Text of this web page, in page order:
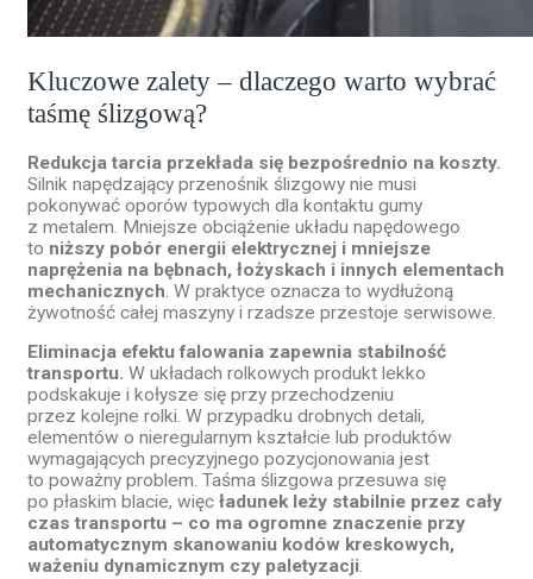
Kluczowe zalety – dlaczego warto wybrać
taśmę ślizgową?
Redukcja tarcia przekłada się bezpośrednio na koszty.
Silnik napędzający przenośnik ślizgowy nie musi
pokonywać oporów typowych dla kontaktu gumy
z metalem. Mniejsze obciążenie układu napędowego
to niższy pobór energii elektrycznej i mniejsze
naprężenia na bębnach, łożyskach i innych elementach
mechanicznych. W praktyce oznacza to wydłużoną
żywotność całej maszyny i rzadsze przestoje serwisowe.
Eliminacja efektu falowania zapewnia stabilność
transportu. W układach rolkowych produkt lekko
podskakuje i kołysze się przy przechodzeniu
przez kolejne rolki. W przypadku drobnych detali,
elementów o nieregularnym kształcie lub produktów
wymagających precyzyjnego pozycjonowania jest
to poważny problem. Taśma ślizgowa przesuwa się
po płaskim blacie, więc ładunek leży stabilnie przez cały
czas transportu – co ma ogromne znaczenie przy
automatycznym skanowaniu kodów kreskowych,
ważeniu dynamicznym czy paletyzacji.